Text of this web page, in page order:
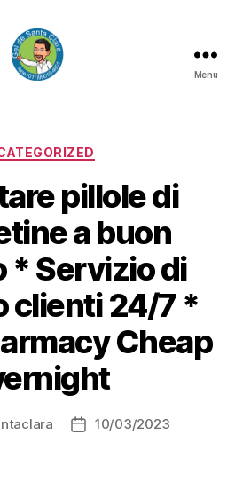
CLARA
Menu
Categorias
pillole di
a buon
* Servizio di
clienti 24/7 *
Cheap
Data10/03/2023